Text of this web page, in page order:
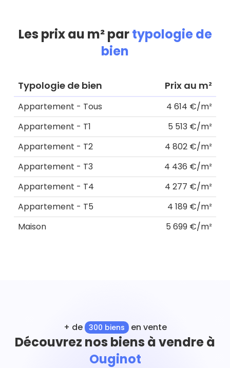
Les prix au m² partypologie de
bien
Typologie de bien Prix au m²
Appartement - Tous
4 614 €/m²
Appartement - T1
5 513 €/m²
Appartement - T2
4 802 €/m²
Appartement - T3
4 436 €/m²
Appartement - T4
4 277 €/m²
Appartement - T5
4 189 €/m²
Maison
5 699 €/m²
+ de 300 biens en vente
Découvrez nos biens à vendre à
Ouginot